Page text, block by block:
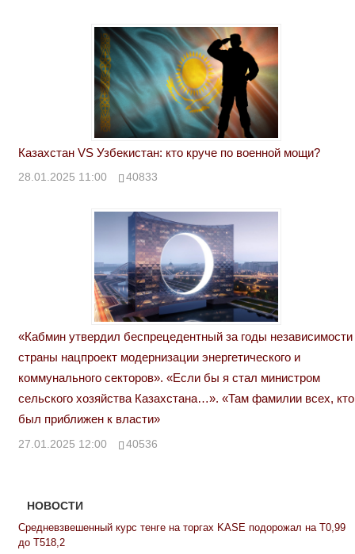
Казахстан VS Узбекистан: кто круче по военной мощи?
28.01.2025 11:00 40833
«Кабмин утвердил беспрецедентный за годы независимости
страны нацпроект модернизации энергетического и
коммунального секторов». «Если бы я стал министром
сельского хозяйства Казахстана…». «Там фамилии всех, кто
был приближен к власти»
27.01.2025 12:00 40536
НОВОСТИ
Средневзвешенный курс тенге на торгах KASE подорожал на Т0,99
до Т518,2